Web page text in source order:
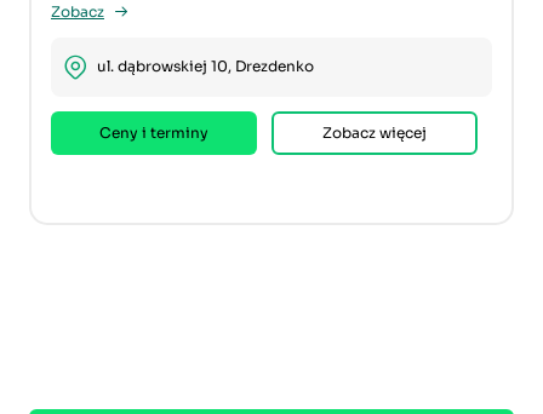
Zobacz
ul. dąbrowskiej 10, Drezdenko
Ceny i terminy Zobacz więcej